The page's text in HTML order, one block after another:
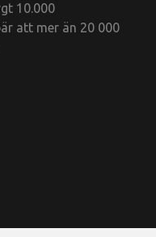
10.000
att mer än 20 000